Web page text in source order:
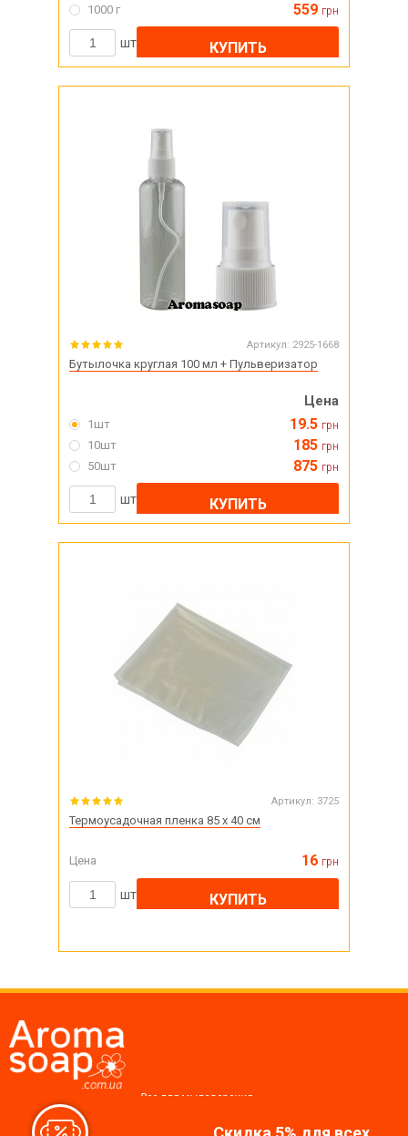
1000 г 559 грн
шт КУПИТЬ
Артикул: 2925-1668
Бутылочка круглая 100 мл + Пульверизатор
Цена
1шт 19.5 грн
10шт 185 грн
50шт 875 грн
шт КУПИТЬ
Артикул: 3725
Термоусадочная пленка 85 х 40 см
Цена 16 грн
шт КУПИТЬ
Все для мыловарения,